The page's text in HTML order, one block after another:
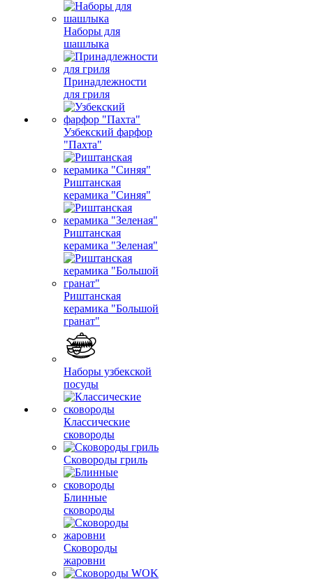
Наборы для
шашлыка
Принадлежности
для гриля
Узбекский фарфор
"Пахта"
Риштанская
керамика "Синяя"
Риштанская
керамика "Зеленая"
Риштанская
керамика "Большой
гранат"
Наборы узбекской
посуды
Классические
сковороды
Сковороды гриль
Блинные
сковороды
Сковороды
жаровни